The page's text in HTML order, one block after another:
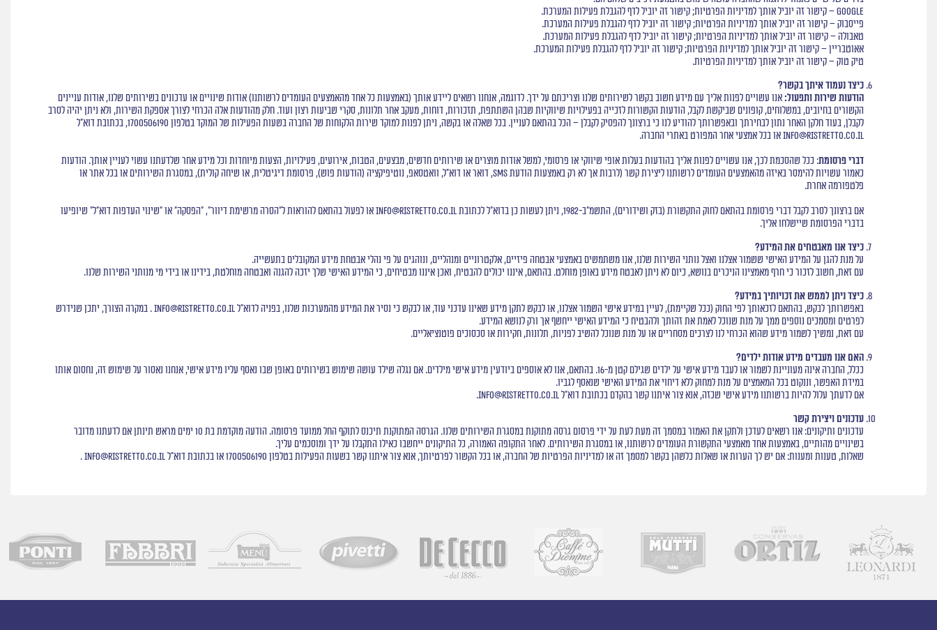
Google –
קישורזה יוביל אותך למדיניות הפרטיות;קישורזה יוביל לדף להגבלת פעילות המערכת.
פייסבוק –קישורזה יוביל אותך למדיניות הפרטיות;קישורזה יוביל לדף להגבלת פעילות המערכת.
טאבולה –קישורזה יוביל אותך למדיניות הפרטיות;קישורזה יוביל לדף להגבלת פעילות המערכת.
אאוטבריין –קישורזה יוביל אותך למדיניות הפרטיות;קישורזה יוביל לדף להגבלת פעילות המערכת.
טיק טוק –קישורזה יוביל אותך למדיניות הפרטיות.
כיצד נעמוד איתך בקשר?
הודעות שירות ותפעול:אנו עשויים לפנות אליך עם מידע חשוב בקשר לשירותים שלנו וצריכתם על ידך. לדוגמה, אנחנו רשאים ליידע אותך (באמצעות כל אחד מהאמצעים העומדים לרשותנו) אודות שינויים או עדכונים בשירותים שלנו, אודות עניינים
הקשורים בחיובים, במשלוחים, קופונים שביקשת לקבל, הודעות הקשורות לזכייה בפעילויות שיווקיות שבהן השתתפת, תזכורות, דוחות, מעקב אחר תלונות, סקרי שביעות רצון ועוד. חלק מהודעות אלה הכרחי לצורך אספקת השירות, ולא ניתן יהיה לסרב
לקבלן, בעוד חלקן האחר נתון לבחירתך ובאפשרותך להודיע לנו כי ברצונך להפסיק לקבלן – הכל בהתאם לעניין. בכל שאלה או בקשה, ניתן לפנות למוקד שירות הלקוחות של החברה בשעות הפעילות של המוקד בטלפון 1700506190, בכתובת דוא"ל
info@ristretto.co.ilאו בכל אמצעי אחר המפורט באתרי החברה.
דברי פרסומת: ככל שהסכמת לכך, אנו עשויים לפנות אליך בהודעות בעלות אופי שיווקי או פרסומי, למשל אודות מוצרים או שירותים חדשים, מבצעים, הטבות, אירועים, פעילויות, הצעות מיוחדות וכל מידע אחר שלדעתנו עשוי לעניין אותך. הודעות
כאמור עשויות להימסר באיזה מהאמצעים העומדים לרשותנו ליצירת קשר (לרבות אך לא רק באמצעות הודעת SMS, דואר או דוא"ל, וואטסאפ, נוטיפיקציה (הודעות פוש), פרסומת דיגיטלית, או שיחה קולית), במסגרת השירותים או בכל אתר או
פלטפורמה אחרת.
אם ברצונך לסרב לקבל דברי פרסומת בהתאם לחוק התקשורת (בזק ושידורים), התשמ"ב-1982, ניתן לעשות כן בדוא"ל לכתובת info@ristretto.co.ilאו לפעול בהתאם להוראות ל"הסרה מרשימת דיוור", "הפסקה" או "שינוי העדפות דוא"ל" שיופיעו
בדברי הפרסומת שיישלחו אליך.
כיצד אנו מאבטחים את המידע?
על מנת להגן על המידע האישי ששמור אצלנו ואצל נותני השירות שלנו, אנו משתמשים באמצעי אבטחה פיזיים, אלקטרוניים ומנהליים, ונוהגים על פי נהלי אבטחת מידע המקובלים בתעשייה.
עם זאת, חשוב לזכור כי חרף מאמצינו הניכרים בנושא, כיום לא ניתן לאבטח מידע באופן מוחלט. בהתאם, איננו יכולים להבטיח, ואכן איננו מבטיחים, כי המידע האישי שלך יזכה להגנה ואבטחה מוחלטת, בידינו או בידי מי מנותני השירות שלנו.
כיצד ניתן לממש את זכויותיך במידע?
באפשרותך לבקש, בהתאם לזכאותך לפי החוק (ככל שקיימת), לעיין במידע אישי השמור אצלנו, או לבקש לתקן מידע שאינו עדכני עוד, או לבקש כי נסיר את המידע מהמערכות שלנו, בפניה לדוא"ל
. במקרה הצורך, יתכן שנידרש
לפרטים ומסמכים נוספים ממך על מנת שנוכל לאמת את זהותך ולהבטיח כי המידע האישי ייחשף אך ורק לנושא המידע.
עם זאת, נמשיך לשמור מידע שהוא הכרחי לנו לצרכים מסחריים או על מנת שנוכל להשיב לפניות, תלונות, חקירות או סכסוכים פוטנציאליים.
האם אנו מעבדים מידע אודות ילדים?
ככלל, החברה אינה מעוניינת לשמור או לעבד מידע אישי על ילדים שגילם קטן מ-16. בהתאם, אנו לא אוספים ביודעין מידע אישי מילדים. אם נגלה שילד עושה שימוש בשירותים באופן שבו נאסף עליו מידע אישי, אנחנו נאסור על שימוש זה, נחסום אותו
במידת האפשר, וננקוט בכל המאמצים על מנת למחוק ללא דיחוי את המידע האישי שנאסף לגביו.
אם לדעתך עלול להיות ברשותנו מידע אישי שכזה, אנא צור איתנו קשר בהקדם בכתובת דוא"לinfo@ristretto.co.il
.
עדכונים ויצירת קשר
עדכונים ותיקונים: אנו רשאים לעדכן ולתקן את האמור במסמך זה מעת לעת על ידי פרסום גרסה מתוקנת במסגרת השירותים שלנו. הגרסה המתוקנת תיכנס לתוקף החל ממועד פרסומה. הודעה מוקדמת בת 10 ימים מראש תינתן אם לדעתנו מדובר
בשינויים מהותיים, באמצעות אחד מאמצעי התקשורת העומדים לרשותנו, או במסגרת השירותים. לאחר התקופה האמורה, כל התיקונים ייחשבו כאילו התקבלו על ידך ומוסכמים עליך.
שאלות, טענות ומענות: אם יש לך הערות או שאלות כלשהן בקשר למסמך זה או למדיניות הפרטיות של החברה, או בכל הקשור לפרטיותך, אנא צור איתנו קשר בשעות הפעילות בטלפון 1700506190או בכתובת דוא"לinfo@ristretto.co.il
.